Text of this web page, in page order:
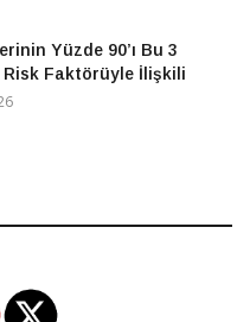
Yüzde 90’ı Bu 3
Risk Faktörüyle İlişkili